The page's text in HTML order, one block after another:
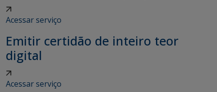
Acessar serviço
Emitir certidão de inteiro teor
digital
Acessar serviço